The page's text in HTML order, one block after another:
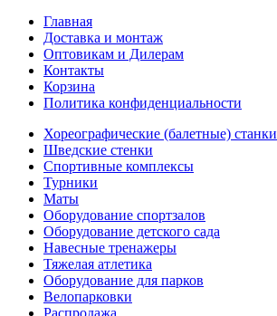
Главная
Доставка и монтаж
Оптовикам и Дилерам
Контакты
Корзина
Политика конфиденциальности
Хореографические (балетные) станки
Шведские стенки
Cпортивные комплексы
Турники
Маты
Оборудование спортзалов
Оборудование детского сада
Навесные тренажеры
Тяжелая атлетика
Оборудование для парков
Велопарковки
Распродажа